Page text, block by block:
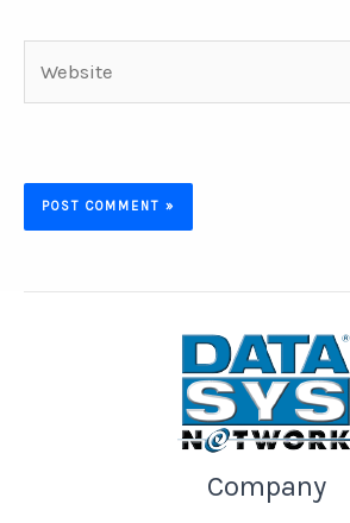
Company